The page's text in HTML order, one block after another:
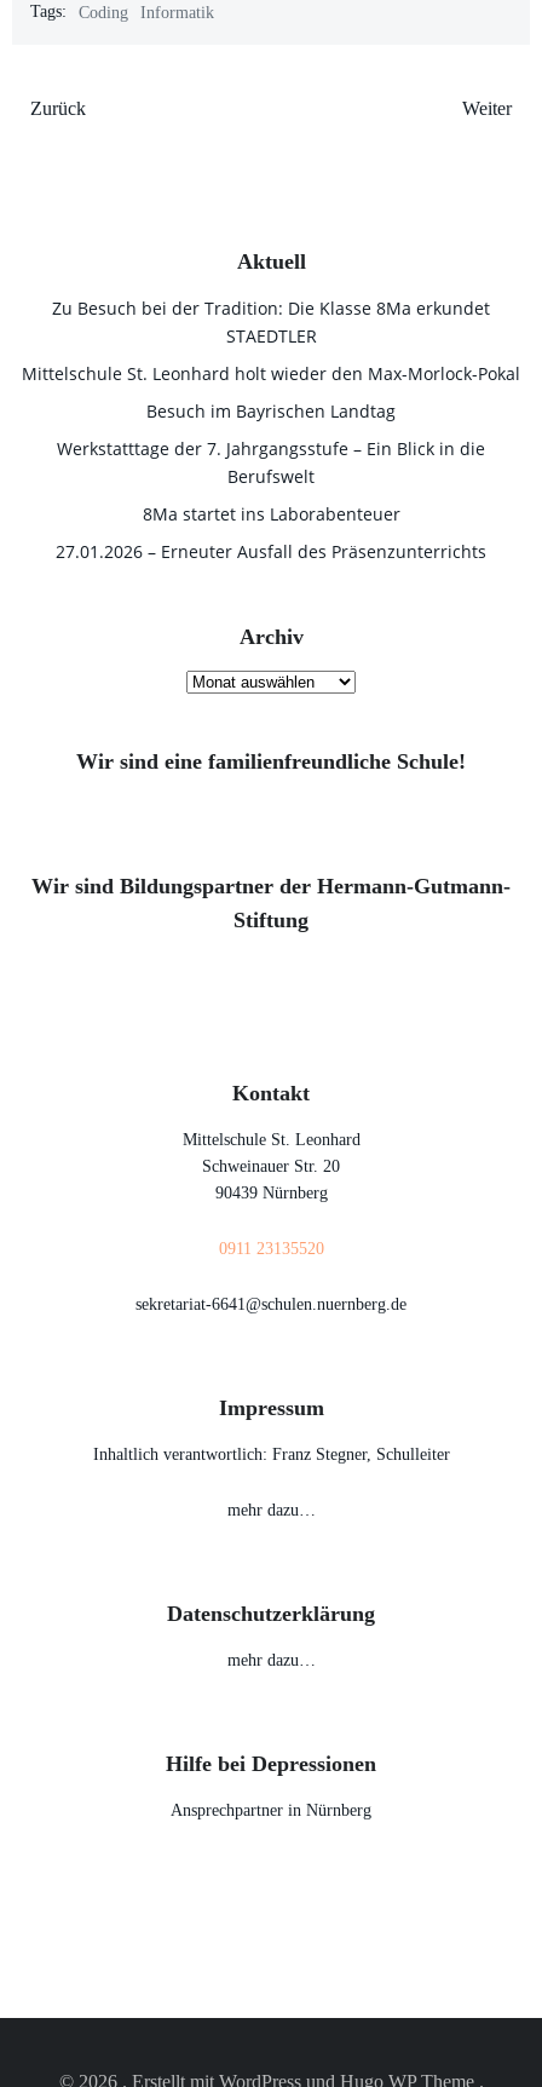
Tags: Coding Informatik
Beitrags-
Zurück Weiter
Aktuell
Zu Besuch bei der Tradition: Die Klasse 8Ma erkundet
STAEDTLER
Mittelschule St. Leonhard holt wieder den Max-Morlock-Pokal
Besuch im Bayrischen Landtag
Werkstatttage der 7. Jahrgangsstufe – Ein Blick in die
Berufswelt
8Ma startet ins Laborabenteuer
27.01.2026 – Erneuter Ausfall des Präsenzunterrichts
Archiv
Archiv
Wir sind eine familienfreundliche Schule!
Wir sind Bildungspartner der Hermann-Gutmann-
Stiftung
Kontakt
Mittelschule St. Leonhard
Schweinauer Str. 20
90439 Nürnberg
0911 23135520
sekretariat-6641@schulen.nuernberg.de
Impressum
Inhaltlich verantwortlich: Franz Stegner, Schulleiter
mehr dazu…
Datenschutzerklärung
mehr dazu…
Hilfe bei Depressionen
Ansprechpartner in Nürnberg
© 2026 . Erstellt mit WordPress und Hugo WP Theme .